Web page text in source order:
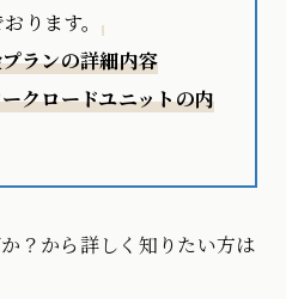
ります。
ランの詳細内容
クロードユニットの内
？から詳しく知りたい方は